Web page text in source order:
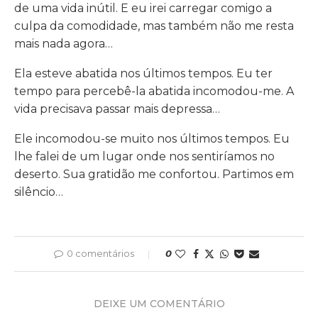
de uma vida inútil. E eu irei carregar comigo a
culpa da comodidade, mas também não me resta
mais nada agora…
Ela esteve abatida nos últimos tempos. Eu ter
tempo para percebê-la abatida incomodou-me. A
vida precisava passar mais depressa…
Ele incomodou-se muito nos últimos tempos. Eu
lhe falei de um lugar onde nos sentiríamos no
deserto. Sua gratidão me confortou. Partimos em
silêncio…
0 comentários 0
DEIXE UM COMENTÁRIO